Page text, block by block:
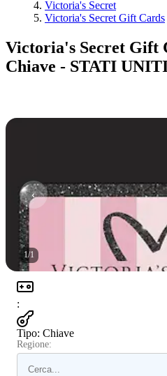
Victoria's Secret
Victoria's Secret Gift Cards
Victoria's Secret Gift
Chiave - STATI
1/1
:
Tipo: Chiave
Regione: